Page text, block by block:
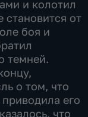
и колотил
становится от
боя и
темней.
о том, что
его
что